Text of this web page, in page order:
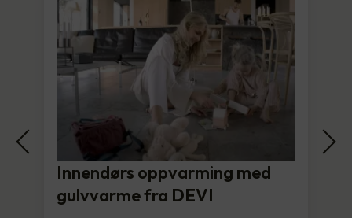
Innendørs oppvarming med
gulvvarme fra DEVI